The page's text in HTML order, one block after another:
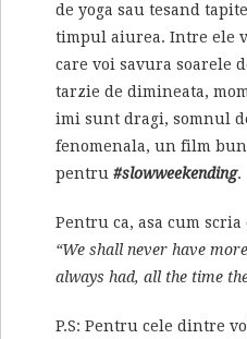
de yoga sau tesand
timpul aiurea. Intre ele
care voi savura soarele
tarzie de dimineata,
imi sunt dragi, somnul
fenomenala, un film
pentru #slowweekending.
Pentru ca, asa cum
“We shall never have
always had, all the time
P.S: Pentru cele dintre